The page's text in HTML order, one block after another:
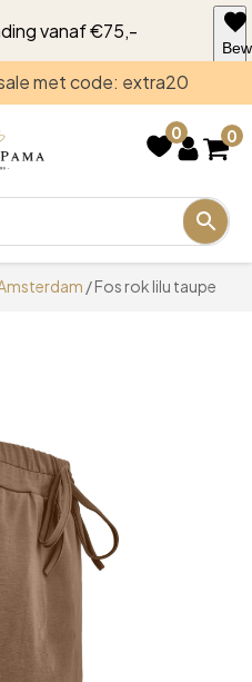
vanaf €75,-
met code: extra20
0 0
/ Fos rok lilu taupe
voor